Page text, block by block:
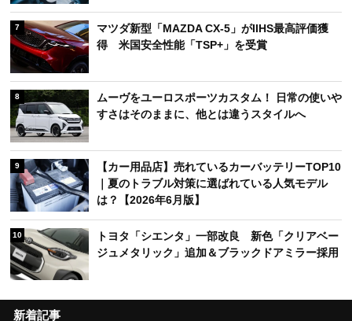
7
マツダ新型「MAZDA CX-5」がIIHS最高評価獲
得 米国安全性能「TSP+」を受賞
8
ムーヴをユーロスポーツカスタム！ 日常の使いや
すさはそのままに、他とは違うスタイルへ
9
【カー用品店】売れているカーバッテリーTOP10
｜夏のトラブル対策に選ばれている人気モデル
は？【2026年6月版】
10
トヨタ「シエンタ」一部改良 新色「クリアベー
ジュメタリック」追加＆ブラックドアミラー採用
新着記事